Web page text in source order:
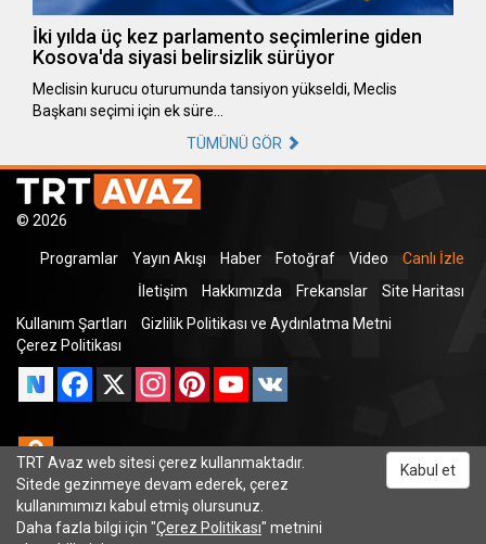
İki yılda üç kez parlamento seçimlerine giden
Kosova'da siyasi belirsizlik sürüyor
Meclisin kurucu oturumunda tansiyon yükseldi, Meclis
Başkanı seçimi için ek süre…
TÜMÜNÜ GÖR
© 2026
Programlar Yayın Akışı Haber Fotoğraf Video
Canlı İzle
İletişim
Hakkımızda Frekanslar
Site Haritası
Kullanım Şartları
Gizlilik Politikası ve Aydınlatma Metni
Çerez Politikası
Facebook
X InstagramPinterestYouTube
Odnoklassniki
TRT Avaz web sitesi çerez kullanmaktadır.
Sitede gezinmeye devam ederek, çerez
kullanımımızı kabul etmiş olursunuz.
Daha fazla bilgi için "Çerez Politikası" metnini
Kabul et